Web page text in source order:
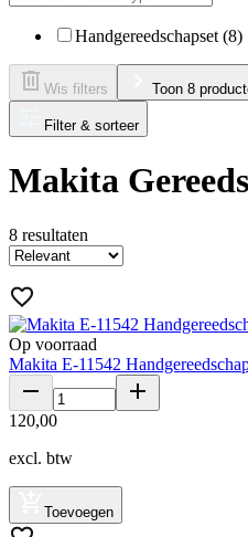
Handgereedschapset (8)
Wis filters Toon 8
Filter & sorteer
Makita
8 resultaten
Op voorraad
Makita E-11542
120,00
excl. btw
Toevoegen